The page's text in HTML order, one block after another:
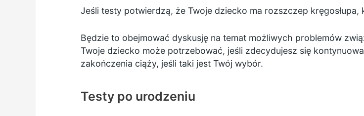
Jeśli testy potwierdzą, że Twoje dziecko ma rozszczep
Będzie to obejmować dyskusję na temat możliwych problemów
Twoje dziecko może potrzebować, jeśli zdecydujesz się
zakończenia ciąży, jeśli taki jest Twój wybór.
Testy po urodzeniu